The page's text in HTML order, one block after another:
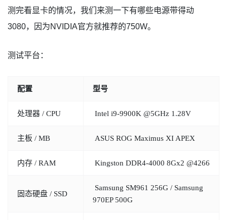
测完看显卡的情况，我们来测一下有哪些电源带得动
3080，因为NVIDIA官方就推荐的750W。
测试平台：
配置 型号
处理器 / CPU Intel i9-9900K @5GHz 1.28V
主板 / MB ASUS ROG Maximus XI APEX
内存 / RAM Kingston DDR4-4000 8Gx2 @4266
固态硬盘 / SSD
Samsung SM961 256G / Samsung
970EP 500G